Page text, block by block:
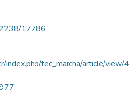
17786
index.php/tec_marcha/article/view/4